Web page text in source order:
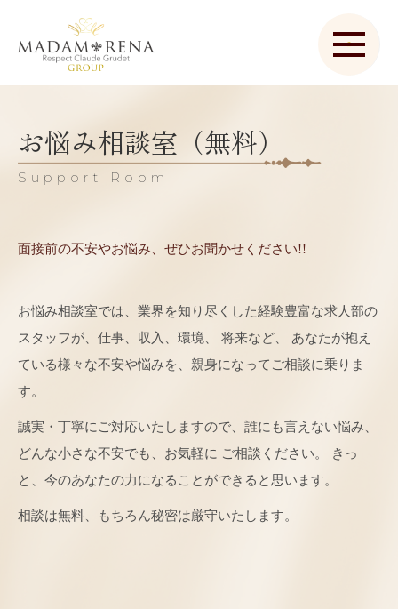
お悩み相談室（無料）
Support Room
面接前の不安やお悩み、ぜひお聞かせください!!
お悩み相談室では、業界を知り尽くした経験豊富な求人部の
スタッフが、仕事、収入、環境、
将来など、 あなたが抱え
ている様々な不安や悩みを、親身になってご相談に乗りま
す。
誠実・丁寧にご対応いたしますので、誰にも言えない悩み、
どんな小さな不安でも、お気軽に ご相談ください。 きっ
と、今のあなたの力になることができると思います。
相談は無料、もちろん秘密は厳守いたします。